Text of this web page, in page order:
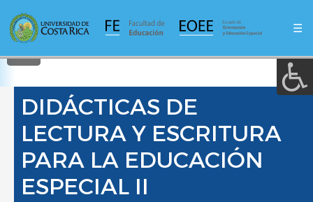
contenido
principal
☰
DIDÁCTICAS DE
LECTURA Y ESCRITURA
PARA LA EDUCACIÓN
ESPECIAL II